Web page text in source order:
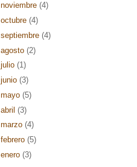
noviembre (4)
octubre (4)
septiembre (4)
agosto (2)
julio (1)
junio (3)
mayo (5)
abril (3)
marzo (4)
febrero (5)
enero (3)